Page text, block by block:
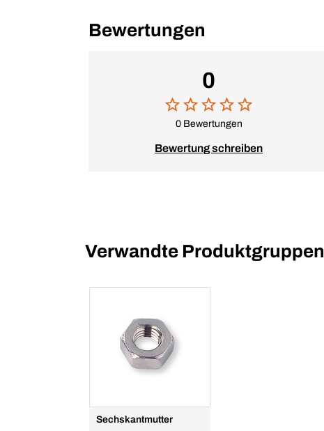
Bewertungen
0
0 Bewertungen
Bewertung schreiben
Verwandte Produktgruppen
Sechskantmutter